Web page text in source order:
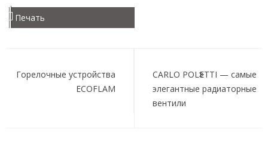
Печать
по
Горелочные устройства
ECOFLAM
CARLO POLETTI — самые
элегантные радиаторные
вентили